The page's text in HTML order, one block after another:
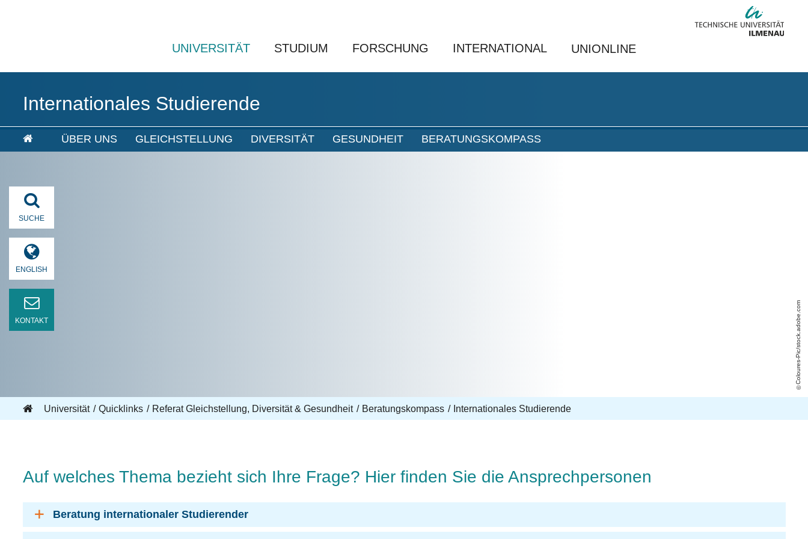
UNIVERSITÄT STUDIUM FORSCHUNG INTERNATIONAL UNIONLINE
Internationales Studierende
ÜBER UNS GLEICHSTELLUNG DIVERSITÄT GESUNDHEIT BERATUNGSKOMPASS
Coloures-Pic/stock.adobe.com
SUCHE
ENGLISH
KONTAKT
Universität Quicklinks Referat Gleichstellung, Diversität & Gesundheit Beratungskompass Internationales Studierende
Auf welches Thema bezieht sich Ihre Frage? Hier finden Sie die Ansprechpersonen
Beratung internationaler Studierender